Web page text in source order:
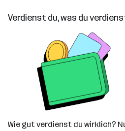
Verdienst du, was du
Wie gut verdienst du wirklich?